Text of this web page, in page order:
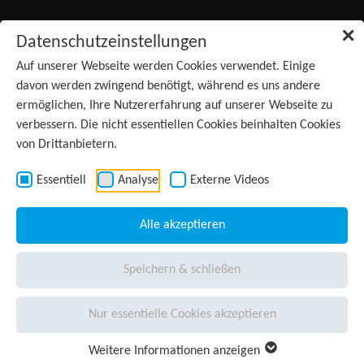
✕
Datenschutzeinstellungen
Auf unserer Webseite werden Cookies verwendet. Einige
davon werden zwingend benötigt, während es uns andere
ermöglichen, Ihre Nutzererfahrung auf unserer Webseite zu
verbessern. Die nicht essentiellen Cookies beinhalten Cookies
von Drittanbietern.
Essentiell Analyse Externe Videos
Alle akzeptieren
Speichern & schließen
Nur essentielle Cookies akzeptieren
Weitere Informationen anzeigen
Produkte
Services
Unternehmen
Presse
Karriere